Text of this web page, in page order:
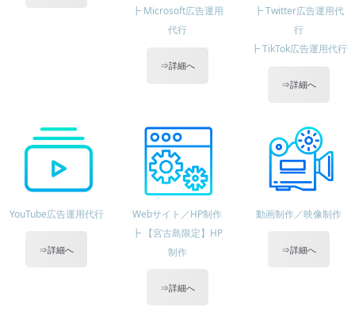
┣ Microsoft広告運用
代行
⇒詳細へ
┣ Twitter広告運用代
行
┣ TikTok広告運用代行
⇒詳細へ
YouTube広告運用代行
⇒詳細へ
Webサイト／HP制作
┣ 【宮古島限定】HP
制作
⇒詳細へ
動画制作／映像制作
⇒詳細へ